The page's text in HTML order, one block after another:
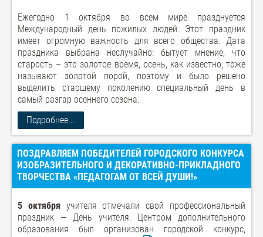
Ежегодно 1 октября во всем мире празднуется
Международный день пожилых людей. Этот праздник
имеет огромную важность для всего общества. Дата
праздника выбрана неслучайно: бытует мнение, что
старость – это золотое время, осень, как известно, тоже
называют золотой порой, поэтому и было решено
выделить старшему поколению специальный день в
самый разгар осеннего сезона.
Подробнее...
ПОЗДРАВЛЯЕМ ПОБЕДИТЕЛЕЙ ГОРОДСКОГО КОНКУРСА
ИЗОБРАЗИТЕЛЬНОГО И ДЕКОРАТИВНО-ПРИКЛАДНОГО
ТВОРЧЕСТВА «ПЕДАГОГАМ ОТ ВСЕЙ ДУШИ!»
5 октября учителя отмечали свой профессиональный
праздник — День учителя. Центром дополнительного
образования был организован городской конкурс,